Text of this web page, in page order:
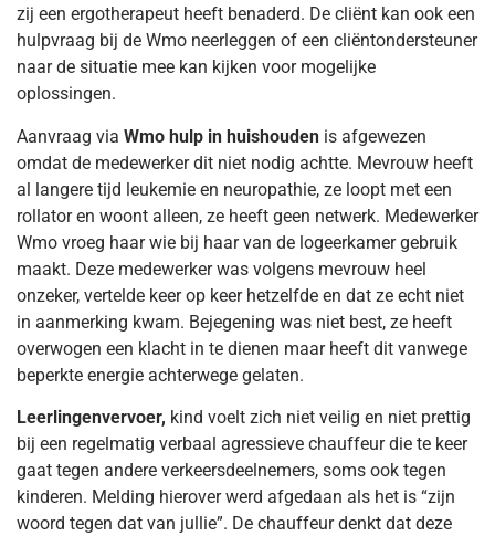
zij een ergotherapeut heeft benaderd. De cliënt kan ook een
hulpvraag bij de Wmo neerleggen of een cliëntondersteuner
naar de situatie mee kan kijken voor mogelijke
oplossingen.
Aanvraag via Wmo hulp in huishouden is afgewezen
omdat de medewerker dit niet nodig achtte. Mevrouw heeft
al langere tijd leukemie en neuropathie, ze loopt met een
rollator en woont alleen, ze heeft geen netwerk. Medewerker
Wmo vroeg haar wie bij haar van de logeerkamer gebruik
maakt. Deze medewerker was volgens mevrouw heel
onzeker, vertelde keer op keer hetzelfde en dat ze echt niet
in aanmerking kwam. Bejegening was niet best, ze heeft
overwogen een klacht in te dienen maar heeft dit vanwege
beperkte energie achterwege gelaten.
Leerlingenvervoer, kind voelt zich niet veilig en niet prettig
bij een regelmatig verbaal agressieve chauffeur die te keer
gaat tegen andere verkeersdeelnemers, soms ook tegen
kinderen. Melding hierover werd afgedaan als het is “zijn
woord tegen dat van jullie”. De chauffeur denkt dat deze